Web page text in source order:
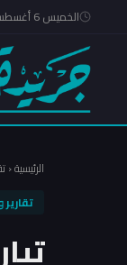
الخميس 6 أغسطس 2026
الرئيسية‹